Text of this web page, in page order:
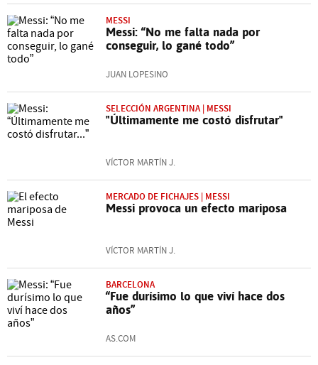
MESSI
Messi: “No me falta nada por
conseguir, lo gané todo”
JUAN LOPESINO
SELECCIÓN ARGENTINA | MESSI
"Últimamente me costó disfrutar"
VÍCTOR MARTÍN J.
MERCADO DE FICHAJES | MESSI
Messi provoca un efecto mariposa
VÍCTOR MARTÍN J.
BARCELONA
“Fue durísimo lo que viví hace dos
años”
AS.COM